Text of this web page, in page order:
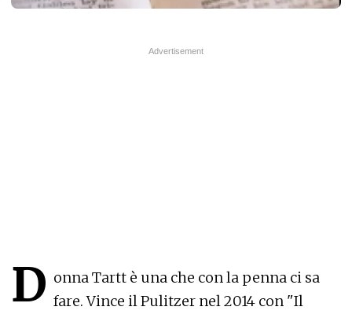
D onna Tartt è una che con la penna ci sa
fare. Vince il Pulitzer nel 2014 con "Il